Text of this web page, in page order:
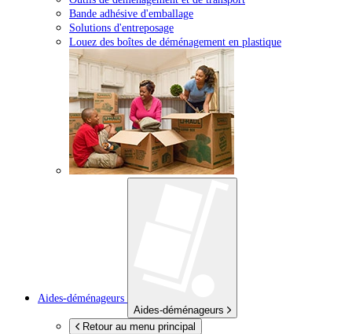
Bande adhésive d'emballage
Solutions d'entreposage
Louez des boîtes de déménagement en plastique
Aides-déménageurs
Aides-déménageurs
Retour au menu principal